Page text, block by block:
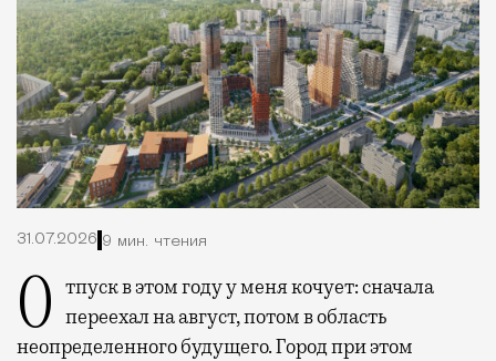
31.07.2026 9 мин. чтения
Отпуск в этом году у меня кочует: сначала переехал на август, потом в область
неопределенного будущего. Город при этом